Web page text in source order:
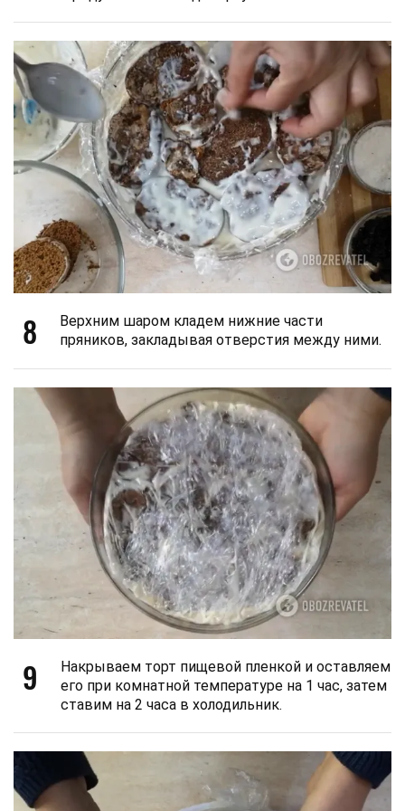
8
Верхним шаром кладем нижние части
пряников, закладывая отверстия между ними.
9
Накрываем торт пищевой пленкой и оставляем
его при комнатной температуре на 1 час, затем
ставим на 2 часа в холодильник.